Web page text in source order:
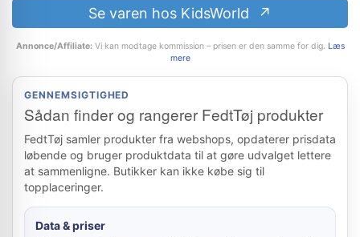
Se varen hos KidsWorld
Annonce/Affiliate:Vi kan modtage kommission – prisen er den samme for dig. Læs
mere
GENNEMSIGTIGHED
Sådan finder og rangerer FedtTøj produkter
FedtTøj samler produkter fra webshops, opdaterer prisdata
løbende og bruger produktdata til at gøre udvalget lettere
at sammenligne. Butikker kan ikke købe sig til
topplaceringer.
Data & priser